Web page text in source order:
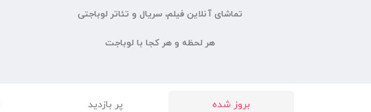
تماشای آنلاین فیلم، سریال و تئاتر لوباجتی
هر لحظه و هر کجا با لوباجت
بروز شده پر بازدید